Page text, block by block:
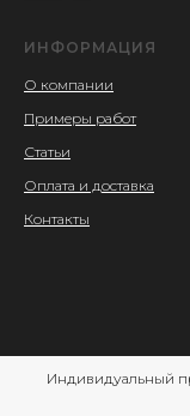
ИНФОРМАЦИЯ
О компании
Примеры работ
Статьи
Оплата и доставка
Контакты
Индивидуальный